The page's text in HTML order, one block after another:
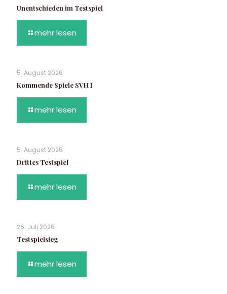
Unentschieden im Testspiel
mehr lesen
5. August 2026
Kommende Spiele SVH I
mehr lesen
5. August 2026
Drittes Testspiel
mehr lesen
26. Juli 2026
Testspielsieg
mehr lesen